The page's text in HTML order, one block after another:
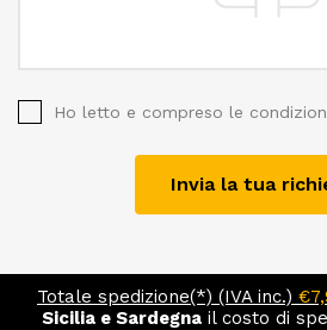
Ho letto e compreso le
Invia la tua
Totale spedizione(*) (IVA inc.)
Sicilia e Sardegna il costo di